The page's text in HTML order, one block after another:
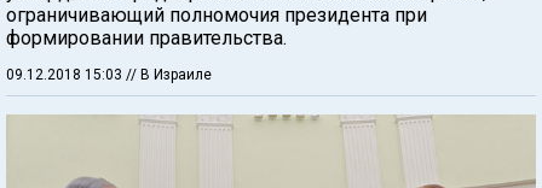
ограничивающий полномочия президента при
формировании правительства.
09.12.2018 15:03 // В Израиле